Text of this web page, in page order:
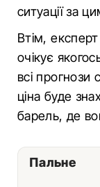
ситуації за
Втім,
очікує
всі прогнози
ціна буде
барель, де
Пальне